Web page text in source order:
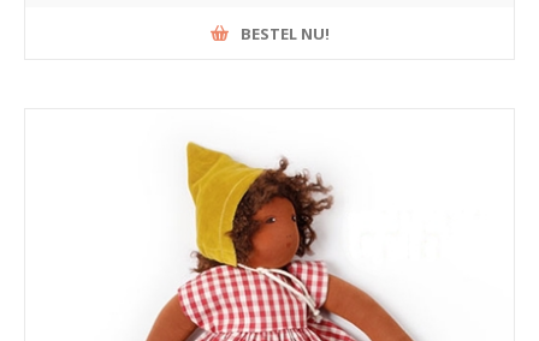
BESTEL NU!